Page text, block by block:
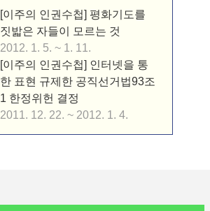
[이주의 인권수첩] 평화기도를
짓밟은 자들이 모르는 것
2012. 1. 5. ~ 1. 11.
[이주의 인권수첩] 인터넷을 통
한 표현 규제한 공직선거법93조
1 한정위헌 결정
2011. 12. 22. ~ 2012. 1. 4.